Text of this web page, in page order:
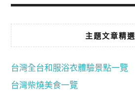
主題文章精選
台灣全台和服浴衣體驗景點一覽
台灣柴燒美食一覽